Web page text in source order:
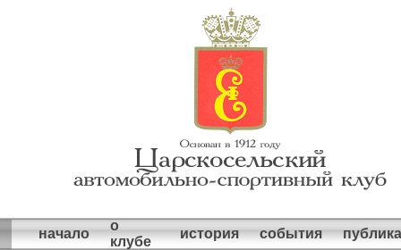
начало
о
клубе
история события